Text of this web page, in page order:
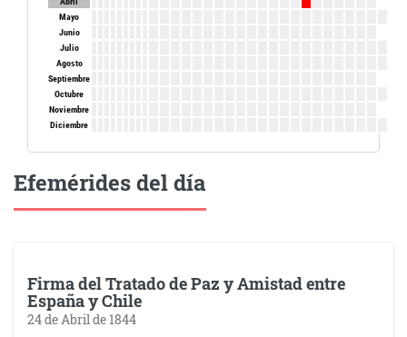
Mayo
Junio
Julio
Agosto
Septiembre
Octubre
Noviembre
Diciembre
Efemérides del día
Firma del Tratado de Paz y Amistad entre
España y Chile
24 de Abril de 1844